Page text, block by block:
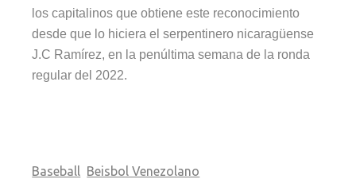
los capitalinos que obtiene este reconocimiento
desde que lo hiciera el serpentinero nicaragüense
J.C Ramírez, en la penúltima semana de la ronda
regular del 2022.
Baseball Beisbol Venezolano